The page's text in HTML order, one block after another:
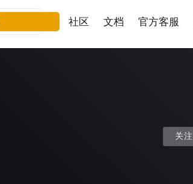
社区 文档 官方客服
关注